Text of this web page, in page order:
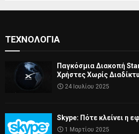
ΤΕΧΝΟΛΟΓΊΑ
Παγκόσμια Διακοπή
Χρήστες Χωρίς
24 Ιουλίου 2025
Skype: Πότε κλείνει η
1 Μαρτίου 2025